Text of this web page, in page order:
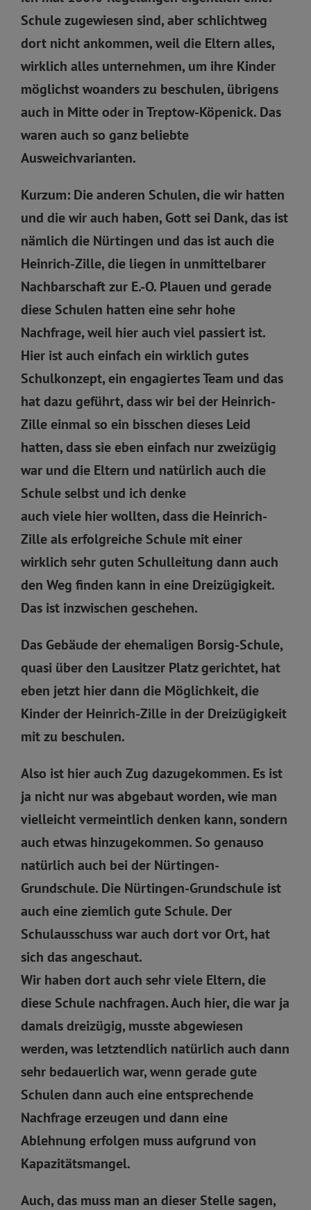
Schule zugewiesen sind, aber schlichtweg
dort nicht ankommen, weil die Eltern alles,
wirklich alles unternehmen, um ihre Kinder
möglichst woanders zu beschulen, übrigens
auch in Mitte oder in Treptow-Köpenick. Das
waren auch so ganz beliebte
Ausweichvarianten.
Kurzum: Die anderen Schulen, die wir hatten
und die wir auch haben, Gott sei Dank, das ist
nämlich die Nürtingen und das ist auch die
Heinrich-Zille, die liegen in unmittelbarer
Nachbarschaft zur E.-O. Plauen und gerade
diese Schulen hatten eine sehr hohe
Nachfrage, weil hier auch viel passiert ist.
Hier ist auch einfach ein wirklich gutes
Schulkonzept, ein engagiertes Team und das
hat dazu geführt, dass wir bei der Heinrich-
Zille einmal so ein bisschen dieses Leid
hatten, dass sie eben einfach nur zweizügig
war und die Eltern und natürlich auch die
Schule selbst und ich denke
auch viele hier wollten, dass die Heinrich-
Zille als erfolgreiche Schule mit einer
wirklich sehr guten Schulleitung dann auch
den Weg finden kann in eine Dreizügigkeit.
Das ist inzwischen geschehen.
Das Gebäude der ehemaligen Borsig-Schule,
quasi über den Lausitzer Platz gerichtet, hat
eben jetzt hier dann die Möglichkeit, die
Kinder der Heinrich-Zille in der Dreizügigkeit
mit zu beschulen.
Also ist hier auch Zug dazugekommen. Es ist
ja nicht nur was abgebaut worden, wie man
vielleicht vermeintlich denken kann, sondern
auch etwas hinzugekommen. So genauso
natürlich auch bei der Nürtingen-
Grundschule. Die Nürtingen-Grundschule ist
auch eine ziemlich gute Schule. Der
Schulausschuss war auch dort vor Ort, hat
sich das angeschaut.
Wir haben dort auch sehr viele Eltern, die
diese Schule nachfragen. Auch hier, die war ja
damals dreizügig, musste abgewiesen
werden, was letztendlich natürlich auch dann
sehr bedauerlich war, wenn gerade gute
Schulen dann auch eine entsprechende
Nachfrage erzeugen und dann eine
Ablehnung erfolgen muss aufgrund von
Kapazitätsmangel.
Auch, das muss man an dieser Stelle sagen,